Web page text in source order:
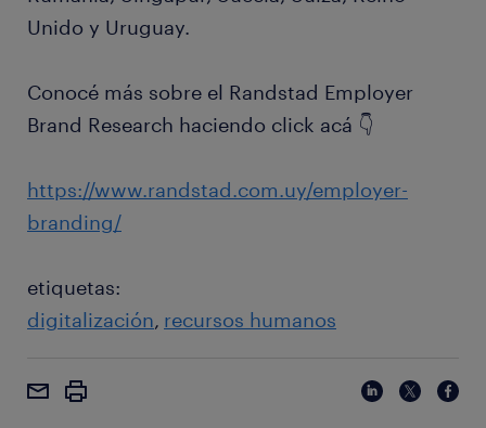
Unido y Uruguay.
Conocé más sobre el Randstad Employer
Brand Research haciendo click acá 👇
https://www.randstad.com.uy/employer-
branding/
etiquetas:
digitalización recursos humanos